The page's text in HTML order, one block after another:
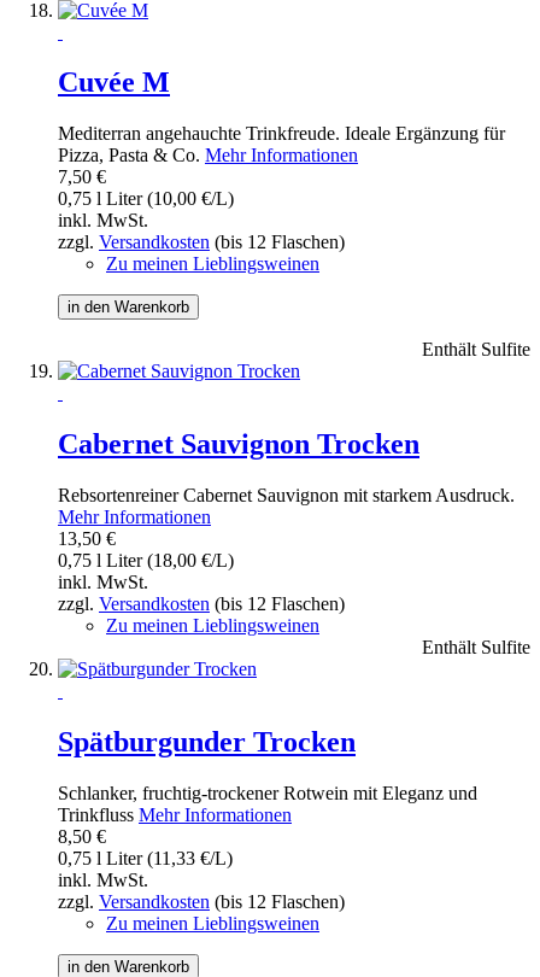
Cuvée M
Mediterran angehauchte Trinkfreude. Ideale Ergänzung für
Pizza, Pasta & Co. Mehr Informationen
7,50 €
0,75 l Liter (10,00 €/L)
inkl. MwSt.
zzgl. Versandkosten (bis 12 Flaschen)
Zu meinen Lieblingsweinen
in den Warenkorb
Enthält Sulfite
Cabernet Sauvignon Trocken
Rebsortenreiner Cabernet Sauvignon mit starkem Ausdruck.
Mehr Informationen
13,50 €
0,75 l Liter (18,00 €/L)
inkl. MwSt.
zzgl. Versandkosten (bis 12 Flaschen)
Zu meinen Lieblingsweinen
Enthält Sulfite
Spätburgunder Trocken
Schlanker, fruchtig-trockener Rotwein mit Eleganz und
Trinkfluss Mehr Informationen
8,50 €
0,75 l Liter (11,33 €/L)
inkl. MwSt.
zzgl. Versandkosten (bis 12 Flaschen)
Zu meinen Lieblingsweinen
in den Warenkorb